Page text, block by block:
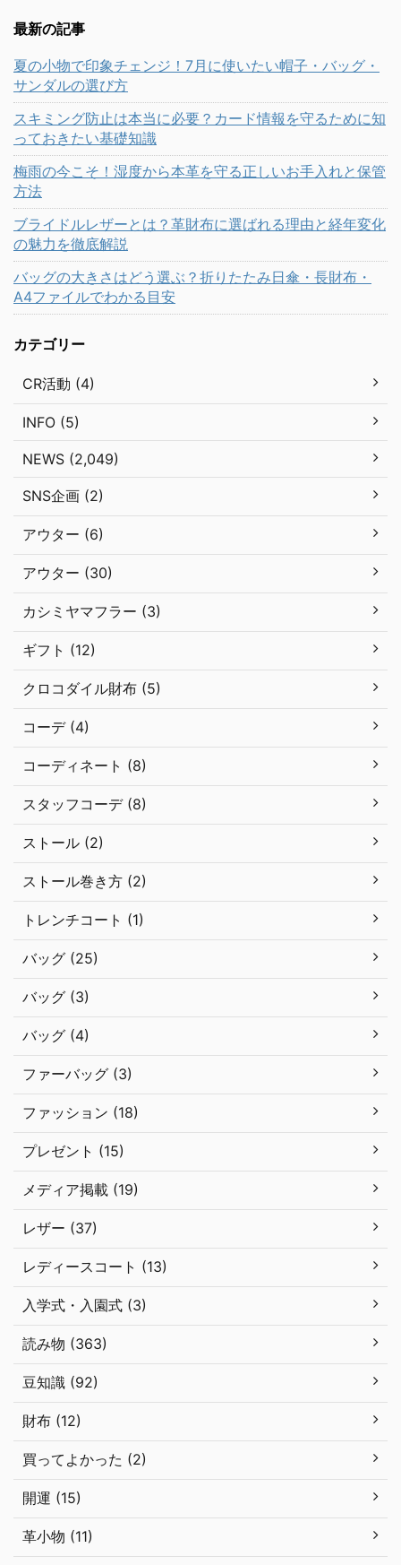
最新の記事
夏の小物で印象チェンジ！7月に使いたい帽子・バッグ・
サンダルの選び方
スキミング防止は本当に必要？カード情報を守るために知
っておきたい基礎知識
梅雨の今こそ！湿度から本革を守る正しいお手入れと保管
方法
ブライドルレザーとは？革財布に選ばれる理由と経年変化
の魅力を徹底解説
バッグの大きさはどう選ぶ？折りたたみ日傘・長財布・
A4ファイルでわかる目安
カテゴリー
CR活動 (4)
INFO (5)
NEWS (2,049)
SNS企画 (2)
アウター (6)
アウター (30)
カシミヤマフラー (3)
ギフト (12)
クロコダイル財布 (5)
コーデ (4)
コーディネート (8)
スタッフコーデ (8)
ストール (2)
ストール巻き方 (2)
トレンチコート (1)
バッグ (25)
バッグ (3)
バッグ (4)
ファーバッグ (3)
ファッション (18)
プレゼント (15)
メディア掲載 (19)
レザー (37)
レディースコート (13)
入学式・入園式 (3)
読み物 (363)
豆知識 (92)
財布 (12)
買ってよかった (2)
開運 (15)
革小物 (11)